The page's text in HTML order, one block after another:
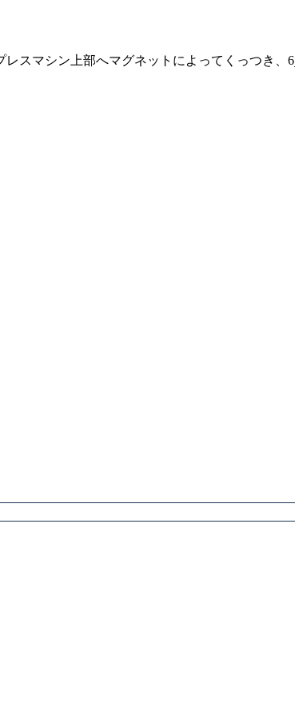
スマシン上部へマグネットによってくっつき、6